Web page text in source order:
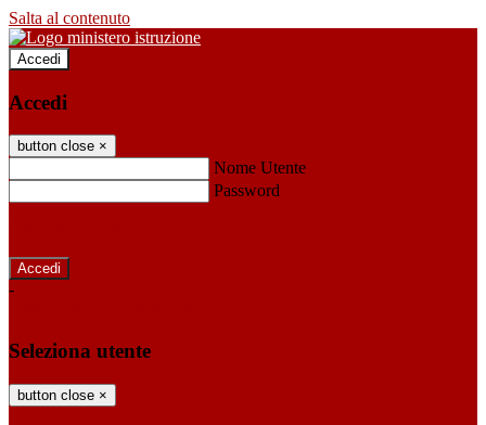
Salta al contenuto
Accedi
Accedi
button close ×
Nome Utente
Password
-
Seleziona utente
button close ×